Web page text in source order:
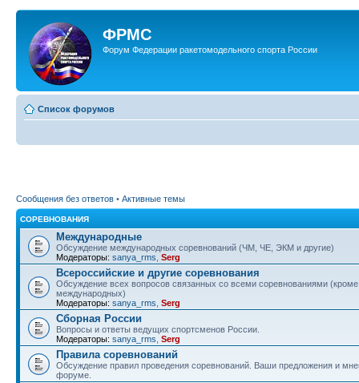
ФРМС
Форум Федерации ракетомодельного спорта России
Список форумов
Сообщения без ответов • Активные темы
СОРЕВНОВАНИЯ
Международные
Обсуждение международных соревнований (ЧМ, ЧЕ, ЭКМ и другие)
Модераторы: sanya_rms Serg
Всероссийские и другие соревнования
Обсуждение всех вопросов связанных со всеми соревнованиями (кроме
международных)
Модераторы: sanya_rms Serg
Сборная России
Вопросы и ответы ведущих спортсменов России.
Модераторы: sanya_rms Serg
Правила соревнований
Обсуждение правил проведения соревнований. Ваши предложения и
форуме.